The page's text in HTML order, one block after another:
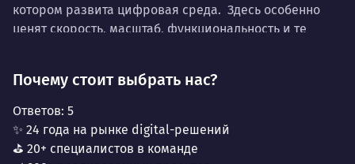
котором развита цифровая среда. Здесь особенно
ценят скорость, масштаб, функциональность и те
здесь, будь то образовательная организация или
крупное производство, требует от digital-
инструментов эффективности.
Аудитория здесь прагматична и обращает внимание
Почему стоит выбрать нас?
Ответов: 5
✨ 24 года на рынке digital-решений
⛳ 20+ специалистов в команде